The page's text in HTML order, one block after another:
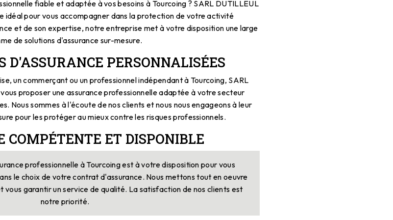
fiable et adaptée à vos besoins à Tourcoing ? SARL DUTILLEUL
idéal pour vous accompagner dans la protection de votre activité
et de son expertise, notre entreprise met à votre disposition une large
de solutions d'assurance sur-mesure.
D'ASSURANCE PERSONNALISÉES
un commerçant ou un professionnel indépendant à Tourcoing, SARL
proposer une assurance professionnelle adaptée à votre secteur
Nous sommes à l'écoute de nos clients et nous nous engageons à leur
pour les protéger au mieux contre les risques professionnels.
COMPÉTENTE ET DISPONIBLE
professionnelle à Tourcoing est à votre disposition pour vous
le choix de votre contrat d'assurance. Nous mettons tout en oeuvre
vous garantir un service de qualité. La satisfaction de nos clients est
notre priorité.